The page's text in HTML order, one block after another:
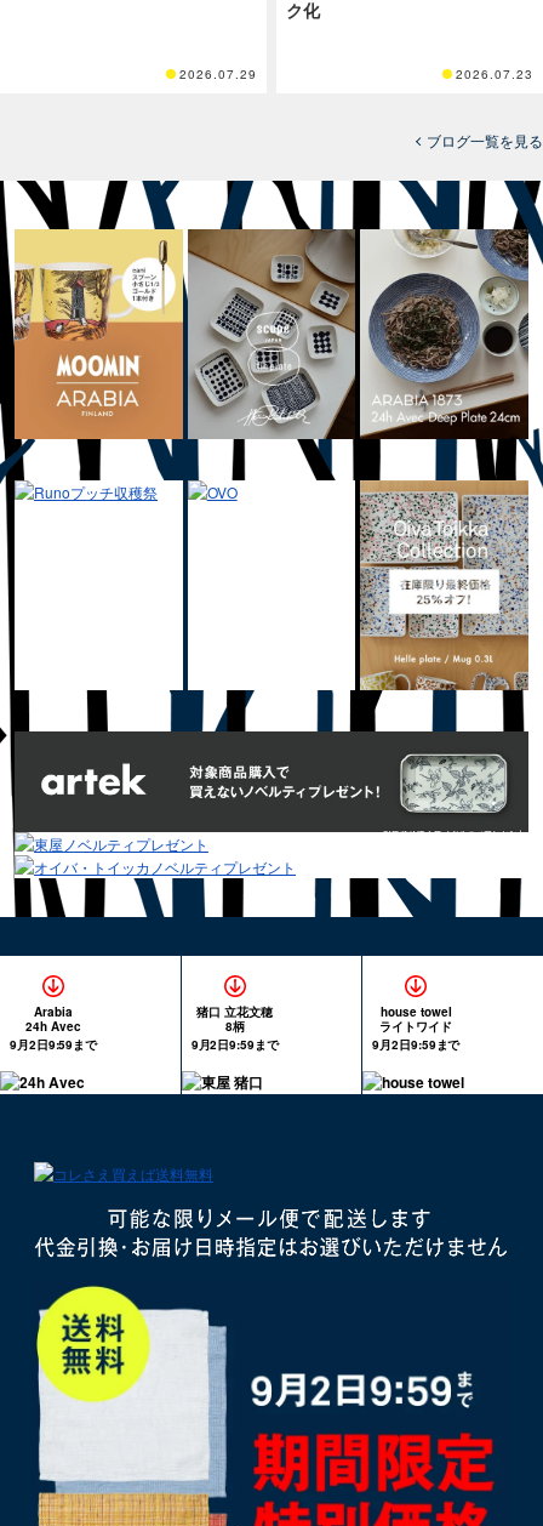
2026.07.29
ク化
2026.07.23
ブログ一覧を見る
Arabia
24h Avec
9月2日9:59まで
猪口 立花文穂
8柄
9月2日9:59まで
house towel
ライトワイド
9月2日9:59まで